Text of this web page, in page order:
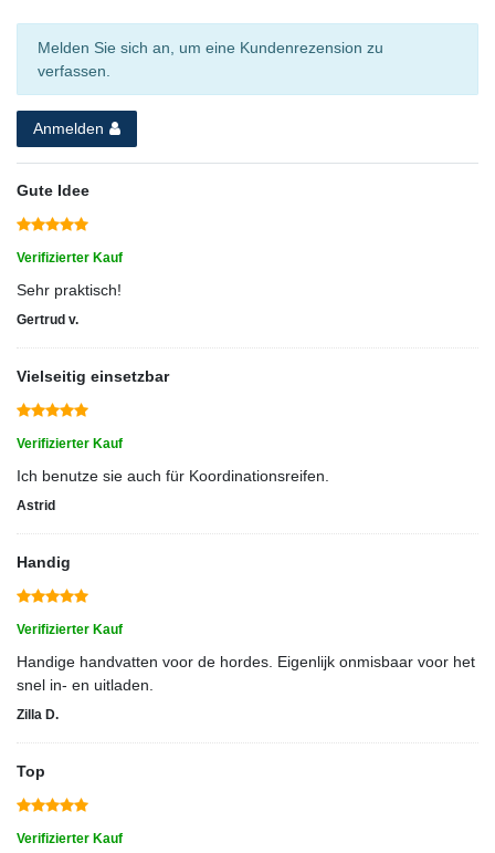
Melden Sie sich an, um eine Kundenrezension zu
verfassen.
Anmelden
Gute Idee
Verifizierter Kauf
Sehr praktisch!
Gertrud v.
Vielseitig einsetzbar
Verifizierter Kauf
Ich benutze sie auch für Koordinationsreifen.
Astrid
Handig
Verifizierter Kauf
Handige handvatten voor de hordes. Eigenlijk onmisbaar voor het
snel in- en uitladen.
Zilla D.
Top
Verifizierter Kauf